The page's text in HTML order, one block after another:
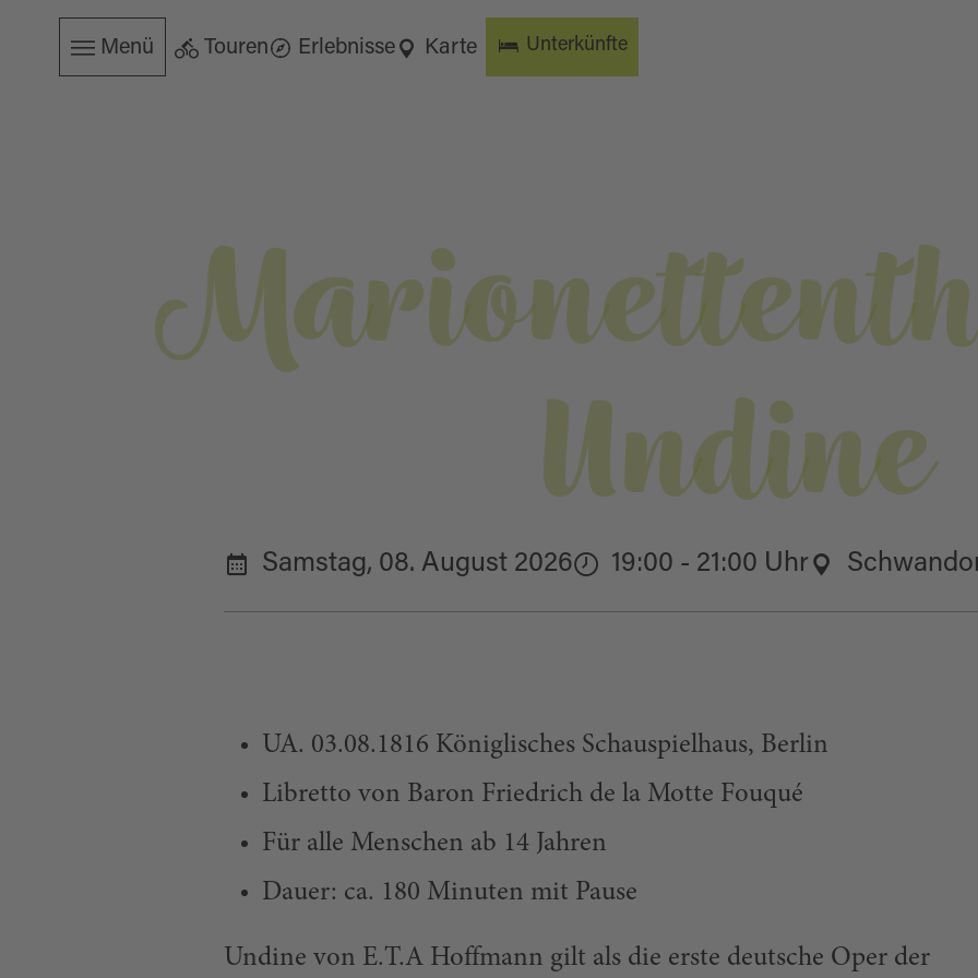
Menü Touren Erlebnisse Karte Unterkünfte
Undine
Samstag, 08. August 2026 19:00 - 21:00 Uhr
UA. 03.08.1816 Königlisches Schauspielhaus, Berlin
Libretto von Baron Friedrich de la Motte Fouqué
Für alle Menschen ab 14 Jahren
Dauer: ca. 180 Minuten mit Pause
Undine von E.T.A Hoffmann gilt als die erste deutsche Oper der